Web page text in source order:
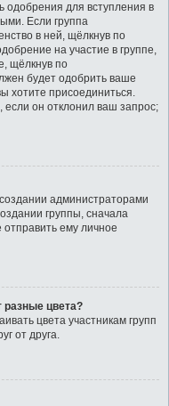
одобрения для вступления в
Если группа
в ней, щёлкнув по
на участие в группе,
щёлкнув по
будет одобрить ваше
хотите присоединиться.
если он отклонил ваш запрос;
администраторами
группы, сначала
ему личное
разные цвета?
цвета участникам групп
от друга.